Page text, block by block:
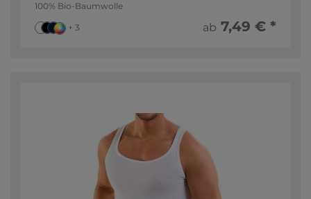
100% Bio-Baumwolle
+ 3 ab 7,49 € *